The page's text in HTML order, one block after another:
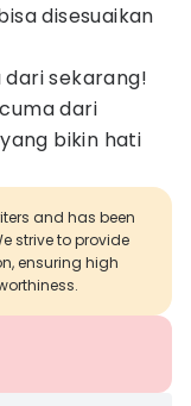
disesuaikan
dari sekarang!
dari
bikin hati
and has been
strive to provide
ensuring high